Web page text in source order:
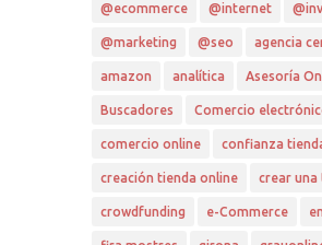
@ecommerce @internet
@marketing @seo agencia
amazon analítica Asesoría
Buscadores Comercio
comercio online confianza
creación tienda online crear una
crowdfunding e-Commerce